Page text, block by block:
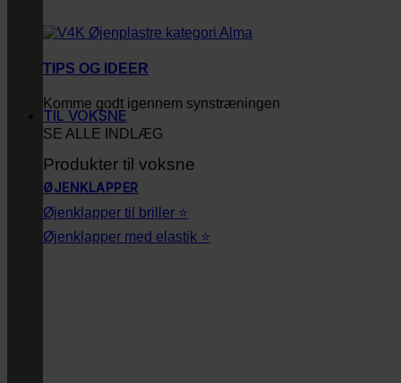
TIPS OG IDEER
Komme godt igennem synstræningen
SE ALLE INDLÆG
TIL VOKSNE
Produkter til voksne
ØJENKLAPPER
Øjenklapper til briller ⭐
Øjenklapper med elastik ⭐